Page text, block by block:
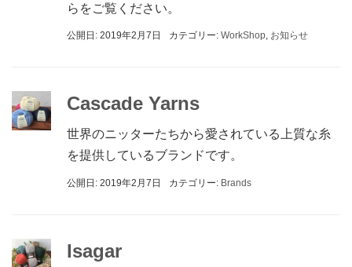
らをご覧ください。
公開日: 2019年2月7日 カテゴリー: WorkShop, お知らせ
Cascade Yarns
世界のニッターたちから愛されている上質な糸
を提供しているブランドです。
公開日: 2019年2月7日 カテゴリー: Brands
Isagar